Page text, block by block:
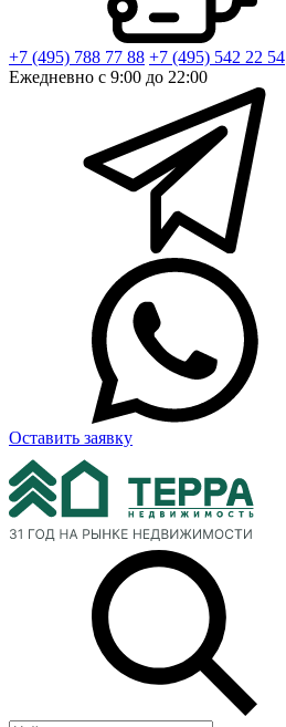
+7 (495) 788 77 88 +7 (495) 542 22 54
Ежедневно с 9:00 до 22:00
Оставить заявку